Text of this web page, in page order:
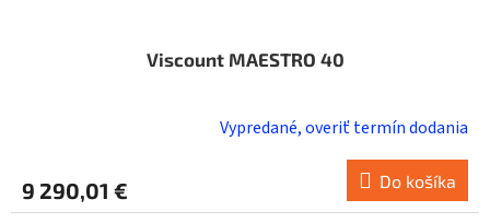
Viscount MAESTRO 40
Vypredané, overiť termín dodania
9 290,01 € Do košíka